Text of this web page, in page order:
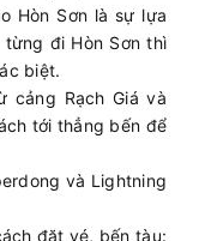
Hòn Sơn là sự lựa
đi Hòn Sơn thì
biệt.
cảng Rạch Giá và
tới thẳng bến để
và Lightning
đặt vé, bến tàu: